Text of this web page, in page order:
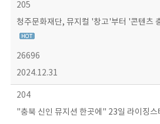
205
청주문화재단, 뮤지컬 '창고'부터 '콘텐츠
26696
2024.12.31
204
"충북 신인 뮤지션 한곳에" 23일 라이징스